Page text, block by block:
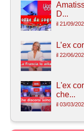
D...
il 21/09/
L’ex
il 22/06/
L'ex
che...
il 03/03/